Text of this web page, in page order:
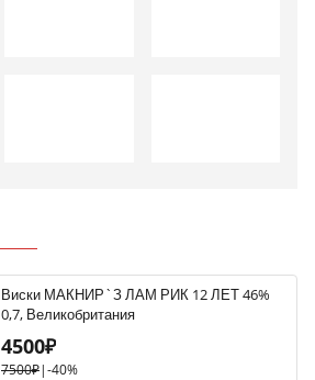
Виски МАКНИР`З ЛАМ РИК 12 ЛЕТ 46%
0,7, Великобритания
4500₽
7500₽|-40%